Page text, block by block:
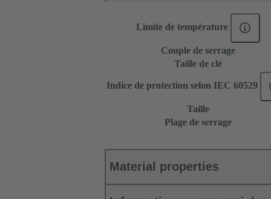
Limite de température
Couple de serrage
Taille de clé
Indice de protection selon IEC 60529
Taille
Plage de serrage
Material properties